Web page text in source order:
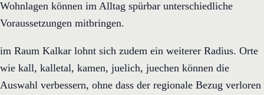
Wohnlagen können im Alltag spürbar unterschiedliche
Voraussetzungen mitbringen.
im Raum Kalkar lohnt sich zudem ein weiterer Radius. Orte
wie kall, kalletal, kamen, juelich, juechen können die
Auswahl verbessern, ohne dass der regionale Bezug verloren